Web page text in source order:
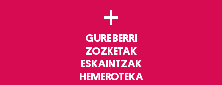
+
GURE BERRI
ZOZKETAK
ESKAINTZAK
HEMEROTEKA